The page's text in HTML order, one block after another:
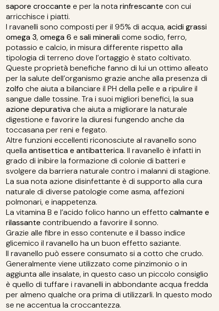
sapore croccante e per la nota rinfrescante con cui
arricchisce i piatti.
I ravanelli sono composti per il 95% di acqua, acidi grassi
omega 3, omega 6 e sali mineralicome sodio, ferro,
potassio e calcio, in misura differente rispetto alla
tipologia di terreno dove l’ortaggio è stato coltivato.
Queste proprietà benefiche fanno di lui un ottimo alleato
per la salute dell’organismo grazie anche alla presenza di
zolfo che aiuta a bilanciare il PH della pelle e a ripulire il
sangue dalle tossine. Tra i suoi migliori benefici, la sua
azione depurativache aiuta a migliorare la naturale
digestione e favorire la diuresi fungendo anche da
toccasana per reni e fegato.
Altre funzioni eccellenti riconosciute al ravanello sono
quella antisettica e antibatterica. Il ravanello è infatti in
grado di inibire la formazione di colonie di batteri e
svolgere da barriera naturale contro i malanni di stagione.
La sua nota azione disinfettante è di supporto alla cura
naturale di diverse patologie come asma, affezioni
polmonari, e inappetenza.
La vitamina B e l’acido folico hanno un effetto calmante e
rilassante contribuendo a favorire il sonno.
Grazie alle fibre in esso contenute e il basso indice
glicemico il ravanello ha un buon effetto saziante.
Il ravanello può essere consumato si a cotto che crudo.
Generalmente viene utilizzato come pinzimonio o in
aggiunta alle insalate, in questo caso un piccolo consiglio
è quello di tuffare i ravanelli in abbondante acqua fredda
per almeno qualche ora prima di utilizzarli. In questo modo
se ne accentua la croccantezza.